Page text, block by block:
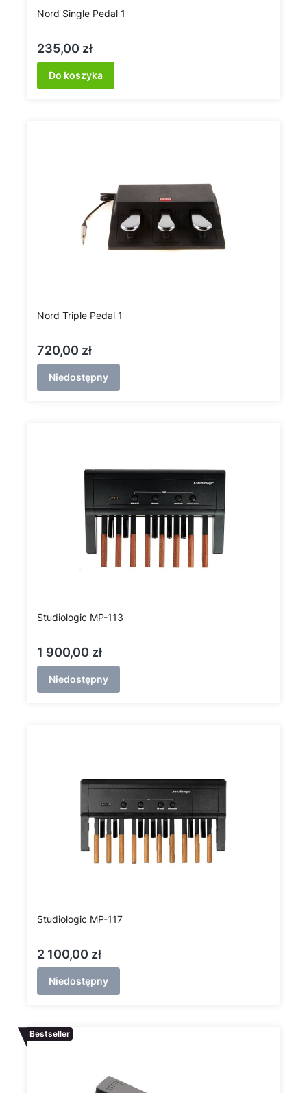
Nord Single Pedal 1
Cena
235,00 zł
Do koszyka
Nord Triple Pedal 1
Cena
720,00 zł
Niedostępny
Studiologic MP-113
Cena
1 900,00 zł
Niedostępny
Studiologic MP-117
Cena
2 100,00 zł
Niedostępny
Bestseller